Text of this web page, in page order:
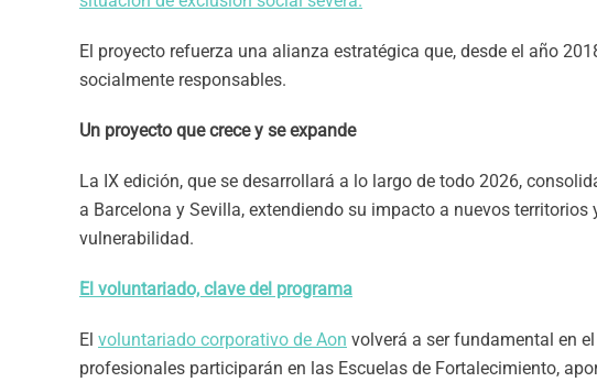
El proyecto refuerza una alianza estratégica que, desde el año
socialmente responsables.
Un proyecto que crece y se expande
La IX edición, que se desarrollará a lo largo de todo 2026,
a Barcelona y Sevilla, extendiendo su impacto a nuevos
vulnerabilidad.
El voluntariado, clave del programa
El voluntariado corporativo de Aon volverá a ser fundamental en
profesionales participarán en las Escuelas de Fortalecimiento,